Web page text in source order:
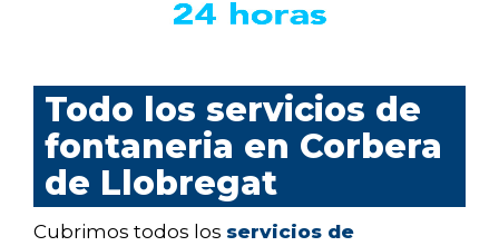
Todo los servicios de
fontaneria en Corbera
de Llobregat
Cubrimos todos los servicios de